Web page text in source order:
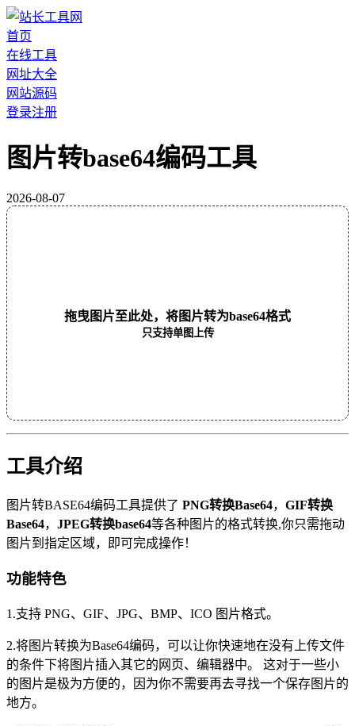
首页
在线工具
网址大全
网站源码
登录注册
图片转base64编码工具
2026-08-07
拖曳图片至此处，将图片转为base64格式
只支持单图上传
工具介绍
图片转BASE64编码工具提供了 PNG转换Base64， GIF转换
Base64， JPEG转换base64等各种图片的格式转换,你只需拖动
图片到指定区域，即可完成操作！
功能特色
1.支持 PNG、GIF、JPG、BMP、ICO 图片格式。
2.将图片转换为Base64编码，可以让你快速地在没有上传文件
的条件下将图片插入其它的网页、编辑器中。 这对于一些小
的图片是极为方便的，因为你不需要再去寻找一个保存图片的
地方。